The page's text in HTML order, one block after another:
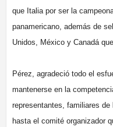
que Italia por ser la
panamericano, además de
Unidos, México y Canadá
Pérez, agradeció todo el
mantenerse en la
representantes, familiares de
hasta el comité organizador